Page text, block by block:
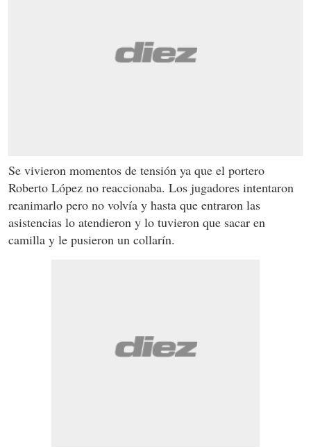
Se vivieron momentos de tensión ya que el portero
Roberto López no reaccionaba. Los jugadores intentaron
reanimarlo pero no volvía y hasta que entraron las
asistencias lo atendieron y lo tuvieron que sacar en
camilla y le pusieron un collarín.